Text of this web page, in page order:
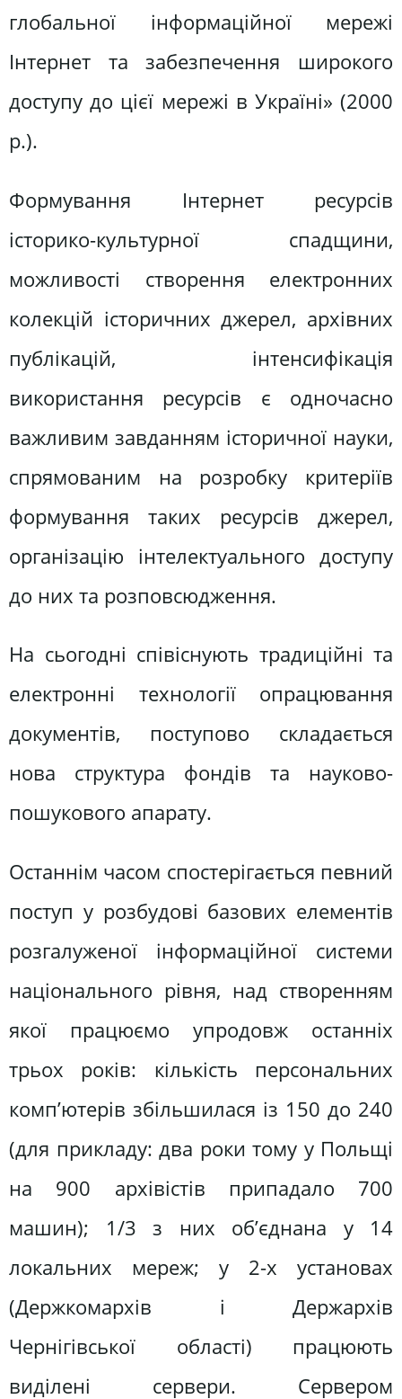
глобальної інформаційної мережі
Інтернет та забезпечення широкого
доступу до цієї мережі в Україні» (2000
р.).
Формування Інтернет ресурсів
історико-культурної спадщини,
можливості створення електронних
колекцій історичних джерел, архівних
публікацій, інтенсифікація
використання ресурсів є одночасно
важливим завданням історичної науки,
спрямованим на розробку критеріїв
формування таких ресурсів джерел,
організацію інтелектуального доступу
до них та розповсюдження.
На сьогодні співіснують традиційні та
електронні технології опрацювання
документів, поступово складається
нова структура фондів та науково-
пошукового апарату.
Останнім часом спостерігається певний
поступ у розбудові базових елементів
розгалуженої інформаційної системи
національного рівня, над створенням
якої працюємо упродовж останніх
трьох років: кількість персональних
комп’ютерів збільшилася із 150 до 240
(для прикладу: два роки тому у Польщі
на 900 архівістів припадало 700
машин); 1/3 з них об’єднана у 14
локальних мереж; у 2-х установах
(Держкомархів і Держархів
Чернігівської області) працюють
виділені сервери. Сервером